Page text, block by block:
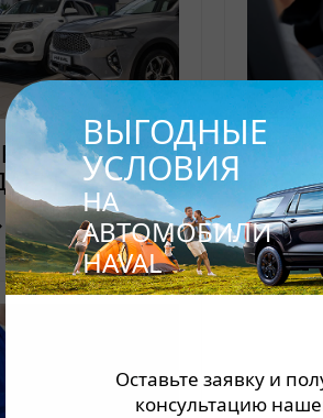
ВЫГОДНЫЕ
УСЛОВИЯ
НА
АВТОМОБИЛИ
HAVAL
Оставьте заявку и
консультацию